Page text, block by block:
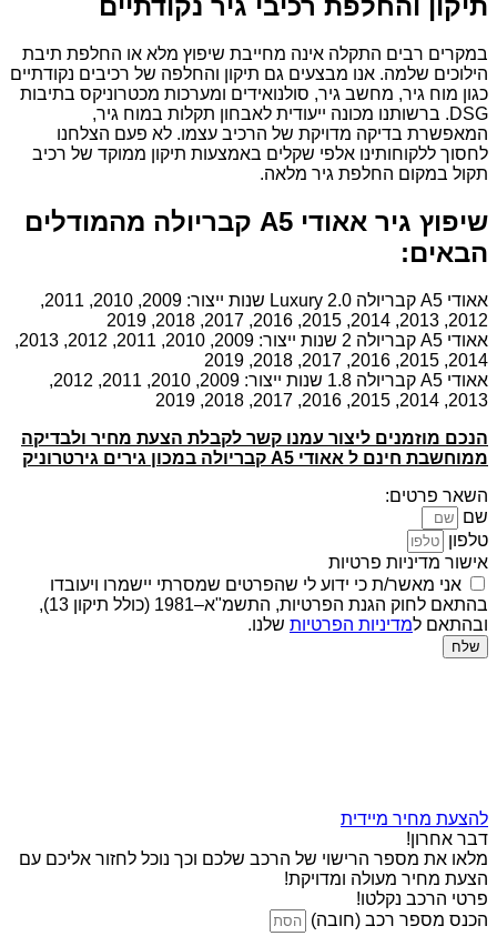
תיקון והחלפת רכיבי גיר נקודתיים
במקרים רבים התקלה אינה מחייבת שיפוץ מלא או החלפת תיבת
הילוכים שלמה. אנו מבצעים גם תיקון והחלפה של רכיבים נקודתיים
כגון מוח גיר, מחשב גיר, סולנואידים ומערכות מכטרוניקס בתיבות
DSG. ברשותנו מכונה ייעודית לאבחון תקלות במוח גיר,
המאפשרת בדיקה מדויקת של הרכיב עצמו. לא פעם הצלחנו
לחסוך ללקוחותינו אלפי שקלים באמצעות תיקון ממוקד של רכיב
תקול במקום החלפת גיר מלאה.
שיפוץ גיר אאודי A5 קבריולה מהמודלים
הבאים:
אאודי A5 קבריולה 2.0 Luxury שנות ייצור: 2009, 2010, 2011,
2012, 2013, 2014, 2015, 2016, 2017, 2018, 2019
אאודי A5 קבריולה 2 שנות ייצור: 2009, 2010, 2011, 2012, 2013,
2014, 2015, 2016, 2017, 2018, 2019
אאודי A5 קבריולה 1.8 שנות ייצור: 2009, 2010, 2011, 2012,
2013, 2014, 2015, 2016, 2017, 2018, 2019
הנכם מוזמנים ליצור עמנו קשר לקבלת הצעת מחיר ולבדיקה
ממוחשבת חינם ל אאודי A5 קבריולה במכון גירים גירטרוניק
השאר פרטים:
שם
טלפון
אישור מדיניות פרטיות
אני מאשר/ת כי ידוע לי שהפרטים שמסרתי יישמרו ויעובדו
בהתאם לחוק הגנת הפרטיות, התשמ"א–1981 (כולל תיקון 13),
ובהתאם למדיניות הפרטיות שלנו.
שלח
להצעת מחיר מיידית
דבר אחרון!
מלאו את מספר הרישוי של הרכב שלכם וכך נוכל לחזור אליכם עם
הצעת מחיר מעולה ומדויקת!
פרטי הרכב נקלטו!
הכנס מספר רכב (חובה)